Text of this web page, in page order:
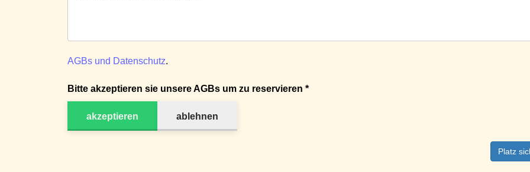
AGBs und Datenschutz.
Bitte akzeptieren sie unsere AGBs um zu reservieren *
akzeptieren ablehnen
Platz